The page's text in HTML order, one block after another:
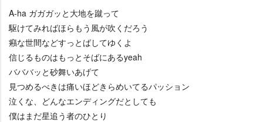
A-ha ガガガッと大地を蹴って
駆けてみればほらもう風が吹くだろう
癪な世間などすっとばしてゆくよ
信じるものはもっとそばにあるyeah
バババッと砂舞いあげて
見つめるべきは痛いほどきらめいてるパッション
泣くな、どんなエンディングだとしても
僕はまだ星追う者のひとり